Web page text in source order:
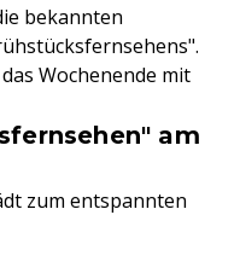
bekannten
Wochenende mit
am
zum entspannten